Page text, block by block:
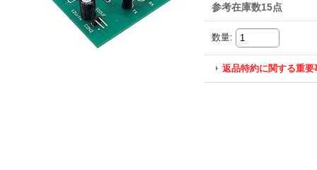
参考在庫数15点
数量:
返品特約に関する重要